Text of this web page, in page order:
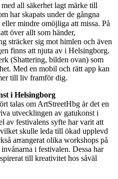
all säkerhet lagt märke till
har skapats under de gångna
mindre omöjliga att missa. På
över allt som händer,
sträcker sig mot himlen och även
finns att njuta av i Helsingborg.
(Shattering, bilden ovan) som
Med en mobil och rätt app kan
till liv framför dig.
i Helsingborg
talas om ArtStreetHbg är det en
utvecklingen av gatukonst i
av festivalens syfte har varit att
skulle leda till ökad upplevd
arrangerat olika workshops på
i festivalen. Dessa har
till kreativitet hos såväl